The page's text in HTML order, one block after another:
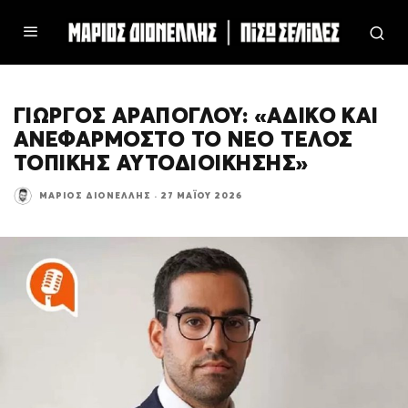
ΓΙΏΡΓΟΣ ΑΡΆΠΟΓΛΟΥ: «ΑΔΙΚΟ ΚΑΙ
ΑΝΕΦΆΡΜΟΣΤΟ ΤΟ ΝΈΟ ΤΈΛΟΣ
ΤΟΠΙΚΉΣ ΑΥΤΟΔΙΟΊΚΗΣΗΣ»
ΜΆΡΙΟΣ ΔΙΟΝΈΛΛΗΣ · 27 ΜΑΪ́ΟΥ 2026